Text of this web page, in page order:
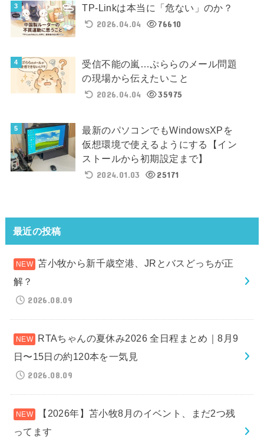
TP-Linkは本当に「危ない」のか？
2026.04.04
76610
受信不能の嵐…ぷららのメール問題
の現場から伝えたいこと
2026.04.04
35975
最新のパソコンでもWindowsXPを
仮想環境で使えるようにする【イン
ストールから初期設定まで】
2024.01.03
25171
最近の投稿
苫小牧から新千歳空港、JRとバスどっちが正
解？
2026.08.09
RTAちゃんの夏休み2026 全日程まとめ｜8月9
日〜15日の約120本を一気見
2026.08.09
【2026年】苫小牧8月のイベント、まだ2つ残
ってます